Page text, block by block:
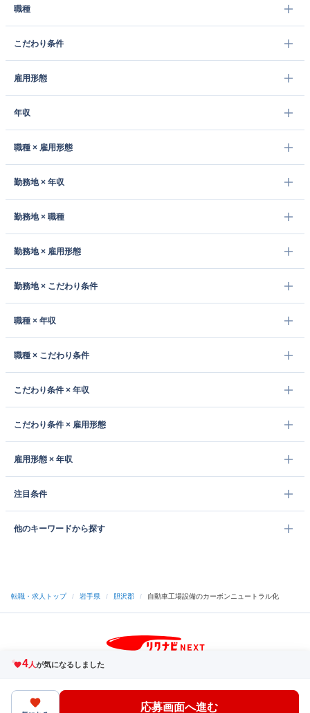
職種
こだわり条件
雇用形態
年収
職種 × 雇用形態
勤務地 × 年収
勤務地 × 職種
勤務地 × 雇用形態
勤務地 × こだわり条件
職種 × 年収
職種 × こだわり条件
こだわり条件 × 年収
こだわり条件 × 雇用形態
雇用形態 × 年収
注目条件
他のキーワードから探す
4人が気になるしました
転職・求人トップ / 岩手県 / 胆沢郡 / 自動車工場設備のカーボンニュートラル化
応募画面へ進む
中途採用をご検討の企業様
ヘルプ・お問い合わせ